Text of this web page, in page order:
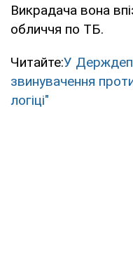
Викрадача вона
обличчя по ТБ.
Читайте:У
звинувачення
логіці"